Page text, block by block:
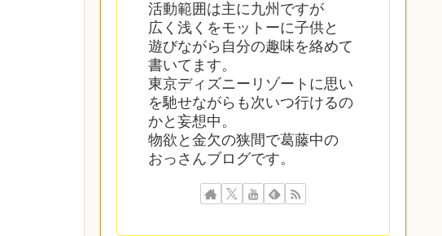
活動範囲は主に九州ですが
広く浅くをモットーに子供と
遊びながら自分の趣味を絡めて
書いてます。
東京ディズニーリゾートに思い
を馳せながらも次いつ行けるの
かと妄想中。
物欲と金欠の狭間で葛藤中の
おっさんブログです。